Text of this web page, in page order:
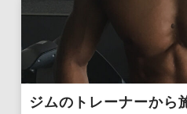
ジムのトレーナーから